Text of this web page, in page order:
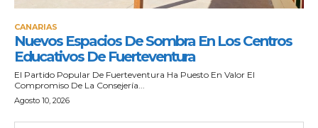
CANARIAS
Nuevos Espacios De Sombra En Los Centros
Educativos De Fuerteventura
El Partido Popular De Fuerteventura Ha Puesto En Valor El
Compromiso De La Consejería...
Agosto 10, 2026